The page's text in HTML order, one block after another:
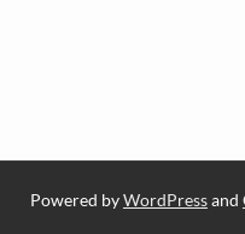
Powered byWordPressand